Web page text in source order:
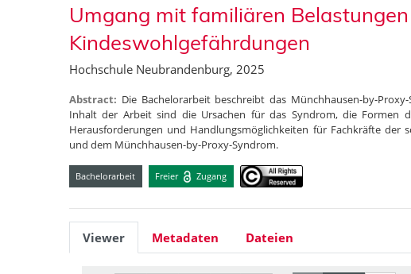
Umgang mit familiären
Kindeswohlgefährdungen
Hochschule Neubrandenburg, 2025
Abstract: Die Bachelorarbeit beschreibt das Münchhausen-by-
Inhalt der Arbeit sind die Ursachen für das Syndrom, die Formen
Herausforderungen und Handlungsmöglichkeiten für Fachkräfte der
und dem Münchhausen-by-Proxy-Syndrom.
Bachelorarbeit Freier Zugang
Viewer Metadaten Dateien